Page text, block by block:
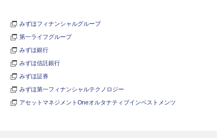
みずほフィナンシャルグループ
第一ライフグループ
みずほ銀行
みずほ信託銀行
みずほ証券
みずほ第一フィナンシャルテクノロジー
アセットマネジメントOneオルタナティブインベストメンツ